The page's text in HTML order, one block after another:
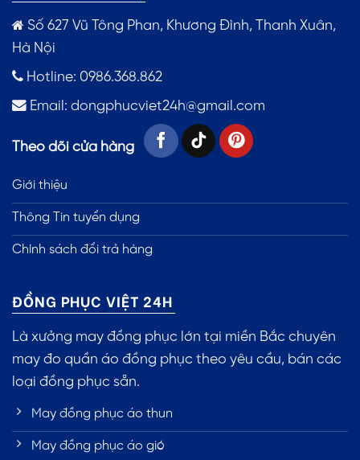
Số 627 Vũ Tông Phan, Khương Đình, Thanh Xuân,
Hà Nội
Hotline: 0986.368.862
Email: dongphucviet24h@gmail.com
Theo dõi cửa hàng
Giới thiệu
Thông Tin tuyển dụng
Chính sách đổi trả hàng
ĐỒNG PHỤC VIỆT 24H
Là xưởng may đồng phục lớn tại miền Bắc chuyên
may đo quần áo đồng phục theo yêu cầu, bán các
loại đồng phục sẵn.
May đồng phục áo thun
May đồng phục áo gió